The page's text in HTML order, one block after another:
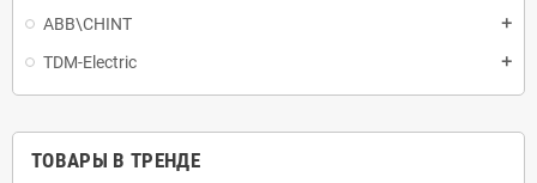
ABB\CHINT
TDM-Electric
ТОВАРЫ В ТРЕНДЕ